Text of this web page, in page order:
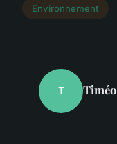
Environnement
T Timéo